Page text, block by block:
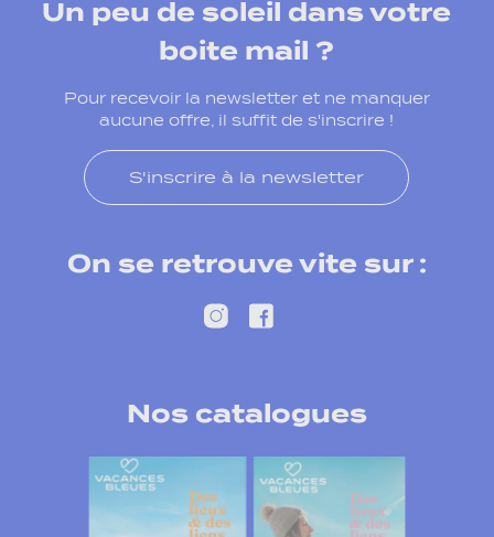
Un peu de soleil dans votre
boite mail ?
Pour recevoir la newsletter et ne manquer
aucune offre, il suffit de s'inscrire !
S'inscrire à la newsletter
On se retrouve vite sur :
Nos catalogues